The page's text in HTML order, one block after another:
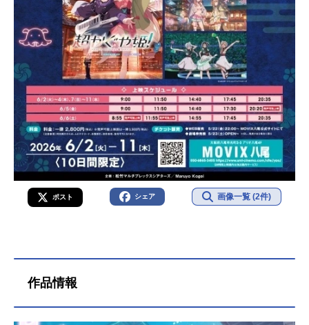
ポスト シェア 画像一覧 (2件)
作品情報